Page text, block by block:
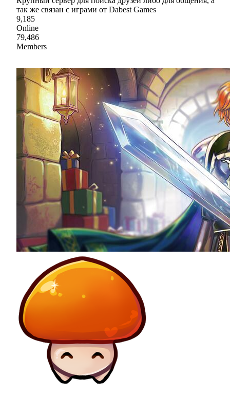
так же связан с играми от Dabest Games
9,185
Online
79,486
Members